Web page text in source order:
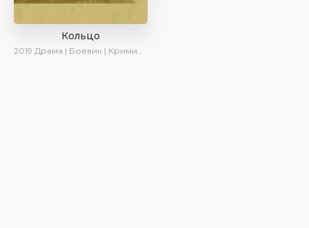
Кольцо
2019 Драма | Боевик | Криминал